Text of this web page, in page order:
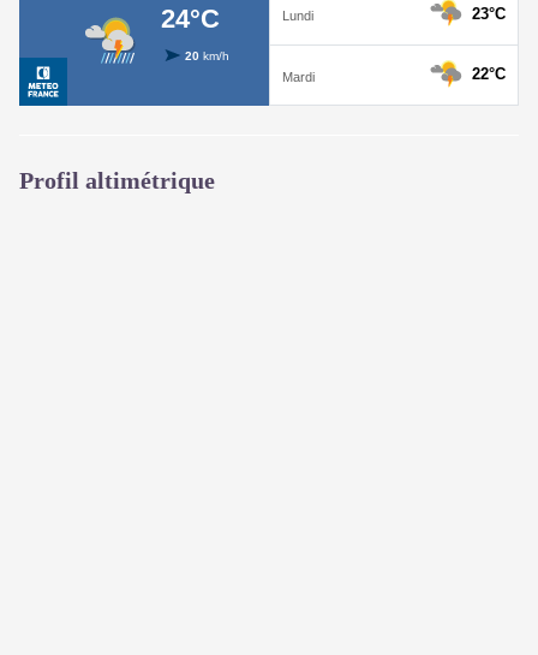
Profil altimétrique